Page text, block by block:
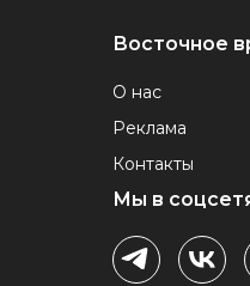
Восточное
О нас
Реклама
Контакты
Мы в